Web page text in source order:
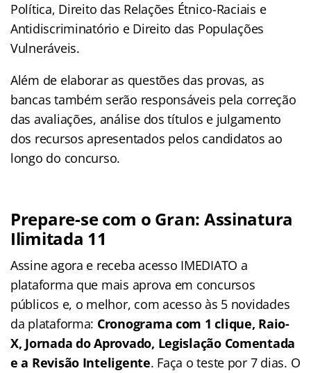
Política, Direito das Relações Étnico-Raciais e
Antidiscriminatório e Direito das Populações
Vulneráveis.
Além de elaborar as questões das provas, as
bancas também serão responsáveis pela correção
das avaliações, análise dos títulos e julgamento
dos recursos apresentados pelos candidatos ao
longo do concurso.
Prepare-se com o Gran: Assinatura
Ilimitada 11
Assine agora e receba acesso IMEDIATO a
plataforma que mais aprova em concursos
públicos e, o melhor, com acesso às 5 novidades
da plataforma: Cronograma com 1 clique, Raio-
X, Jornada do Aprovado, Legislação Comentada
e a Revisão Inteligente. Faça o teste por 7 dias. O